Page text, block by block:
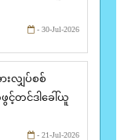
- 30-Jul-2026
းလျှပ်စစ်
င့်တင်ဒါခေါ်ယူ
- 21-Jul-2026